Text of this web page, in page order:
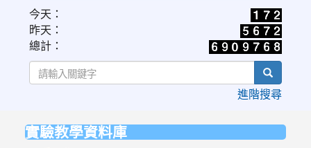
link
to
https://www.cwa.gov.tw/V8/C/W/OBS_UVI.html
今天：
昨天：
總計：
search
進階搜尋
實驗教學資料庫